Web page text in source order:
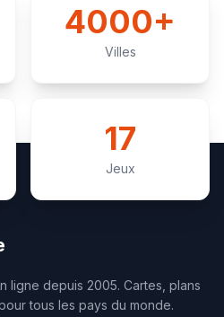
4000+
Villes
17
Jeux
ligne depuis 2005. Cartes, plans
tous les pays du monde.